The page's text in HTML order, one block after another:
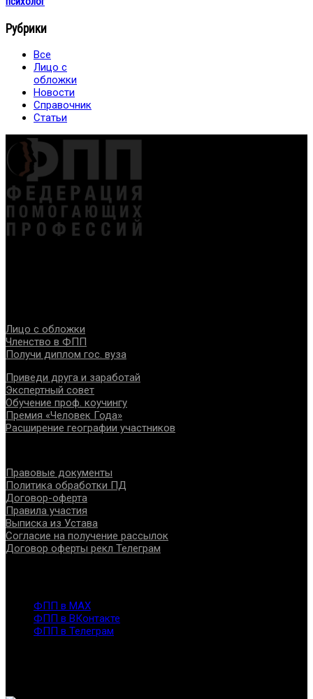
Рубрики
Все
Лицо с
обложки
Новости
Справочник
Статьи
Лицо с обложки
Членство в ФПП
Получи диплом гос. вуза
Приведи друга и заработай
Экспертный совет
Обучение проф. коучингу
Премия «Человек Года»
Расширение географии участников
Правовые документы
Политика обработки ПД
Договор-оферта
Правила участия
Выписка из Устава
Согласие на получение рассылок
Договор оферты рекл Телеграм
ФПП в МАХ
ФПП в ВКонтакте
ФПП в Телеграм